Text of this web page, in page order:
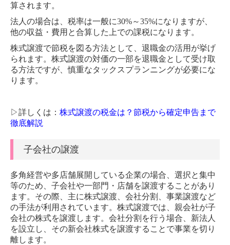
企業価値評価
M&Aの方法
株式譲渡
企業買収
お役立ち情報
Q&A経営相談
補助金・助成金・融資情報
TKCシステムQ&A
算されます。
法人の場合は、税率は一般に30%～35%になりますが、
他の収益・費用と合算した上での課税になります。
株式譲渡で節税を図る方法として、退職金の活用が挙げ
られます。株式譲渡の対価の一部を退職金として受け取
る方法ですが、慎重なタックスプランニングが必要にな
ります。
▷詳しくは： 株式譲渡の税金は？節税から確定申告まで
徹底解説
子会社の譲渡
多角経営や多店舗展開している企業の場合、選択と集中
等のため、子会社や一部門・店舗を譲渡することがあり
ます。その際、主に株式譲渡、会社分割、事業譲渡など
の手法が利用されています。株式譲渡では、親会社が子
会社の株式を譲渡します。会社分割を行う場合、新法人
を設立し、その新会社株式を譲渡することで事業を切り
離します。